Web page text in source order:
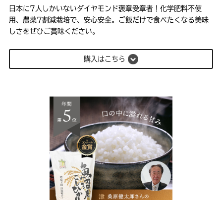
日本に7人しかいないダイヤモンド褒章受章者！化学肥料不使
用、農薬7割減栽培で、安心安全。ご飯だけで食べたくなる美味
しさをぜひご賞味ください。
購入はこちら